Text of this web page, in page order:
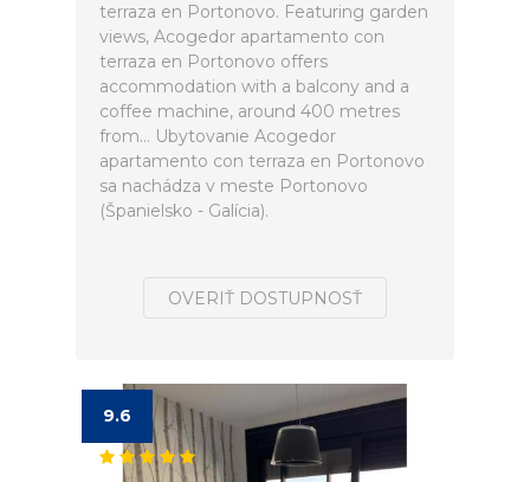
terraza en Portonovo. Featuring garden
views, Acogedor apartamento con
terraza en Portonovo offers
accommodation with a balcony and a
coffee machine, around 400 metres
from... Ubytovanie Acogedor
apartamento con terraza en Portonovo
sa nachádza v meste Portonovo
(Španielsko - Galícia).
OVERIŤ DOSTUPNOSŤ
9.6